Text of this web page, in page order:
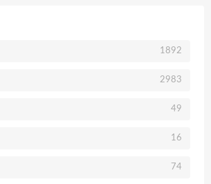
1892
2983
49
16
74